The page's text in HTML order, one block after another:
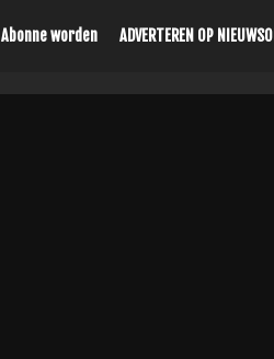
Abonne worden ADVERTEREN OP